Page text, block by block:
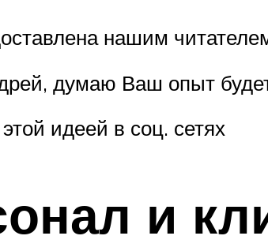
нашим
думаю Ваш опыт
идеей в соц. сетях
и